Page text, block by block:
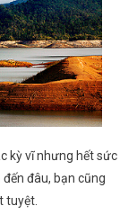
kỳ vĩ nhưng hết sức
đâu, bạn cũng
tuyệt.